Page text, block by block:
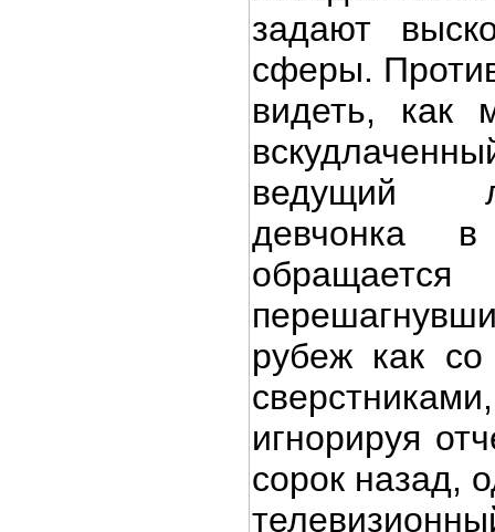
задают
сферы.
видеть, как
ведущий
девчонка
рубеж как
игнорируя
сорок назад,